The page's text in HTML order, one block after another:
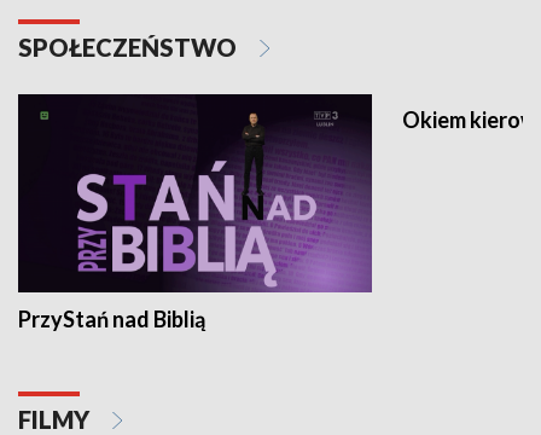
SPOŁECZEŃSTWO
PrzyStań nad Biblią
Okiem
FILMY